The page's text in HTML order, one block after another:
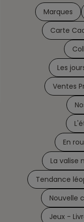
Marques
Carte
Les
Ventes
En
La valise
Tendance
Nouvelle
Jeux -